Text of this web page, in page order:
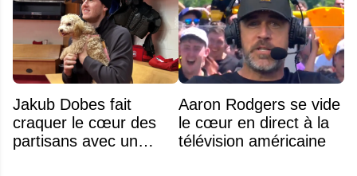
Jakub Dobes fait
craquer le cœur des
partisans avec un
Aaron Rodgers se vide
le cœur en direct à la
télévision américaine